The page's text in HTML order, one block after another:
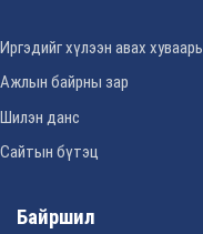
Иргэдийг хүлээн авах хуваарь
Ажлын байрны зар
Шилэн данс
Сайтын бүтэц
Байршил